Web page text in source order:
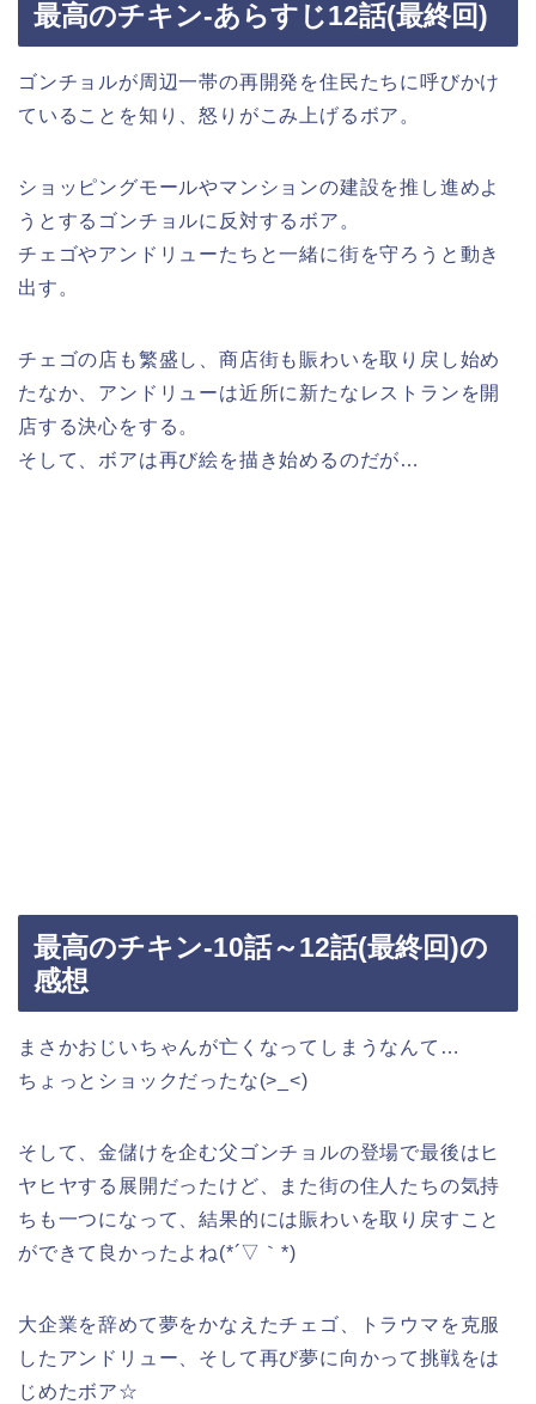
最高のチキン-あらすじ12話(最終回)
ゴンチョルが周辺一帯の再開発を住民たちに呼びかけ
ていることを知り、怒りがこみ上げるボア。
ショッピングモールやマンションの建設を推し進めよ
うとするゴンチョルに反対するボア。
チェゴやアンドリューたちと一緒に街を守ろうと動き
出す。
チェゴの店も繁盛し、商店街も賑わいを取り戻し始め
たなか、アンドリューは近所に新たなレストランを開
店する決心をする。
そして、ボアは再び絵を描き始めるのだが…
最高のチキン-10話～12話(最終回)の
感想
まさかおじいちゃんが亡くなってしまうなんて…
ちょっとショックだったな(>_<)
そして、金儲けを企む父ゴンチョルの登場で最後はヒ
ヤヒヤする展開だったけど、また街の住人たちの気持
ちも一つになって、結果的には賑わいを取り戻すこと
ができて良かったよね(*´▽｀*)
大企業を辞めて夢をかなえたチェゴ、トラウマを克服
したアンドリュー、そして再び夢に向かって挑戦をは
じめたボア☆